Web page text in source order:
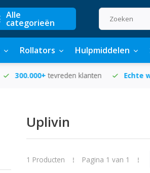
Alle
categorieën
Rollators Hulpmiddelen
300.000+tevreden klanten Echte
Uplivin
1 Producten Pagina 1 van 1